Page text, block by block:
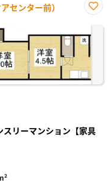
センター前）
に入
り登
録
スリーマンション【家具